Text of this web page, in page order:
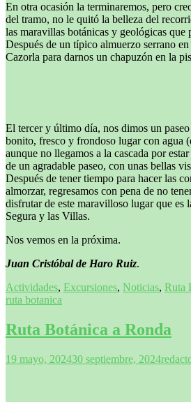
En otra ocasión la terminaremos, pero
del tramo, no le quitó la belleza del
las maravillas botánicas y geológicas que
Después de un típico almuerzo serrano
Cazorla para darnos un chapuzón en la
El tercer y último día, nos dimos un
bonito, fresco y frondoso lugar con agua
aunque no llegamos a la cascada por
de un agradable paseo, con unas bellas
Después de tener tiempo para hacer las
almorzar, regresamos con pena de no
disfrutar de este maravilloso lugar que es
Segura y las Villas.
Nos vemos en la próxima.
Juan Cristóbal de Haro Ruiz.
Actividades, Excursiones, Noticias, Ruta
ruta botanica
Ruta Botánica a Ronda
19 mayo, 202430 septiembre, 2024